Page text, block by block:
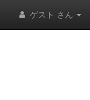
ゲスト さん